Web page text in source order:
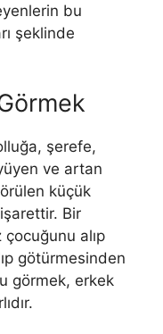
bu
şeklinde
şerefe,
ve artan
küçük
işarettir. Bir
çocuğunu alıp
götürmesinden
görmek, erkek